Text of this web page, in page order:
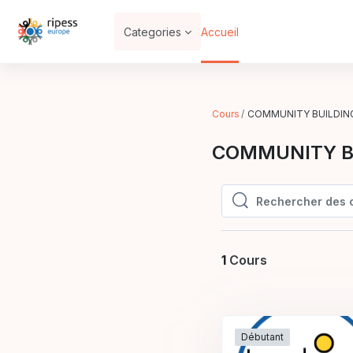
Categories Accueil
Cours COMMUNITY
COMMUNITY
Rechercher des
Rechercher des
1 Cours
Débutant